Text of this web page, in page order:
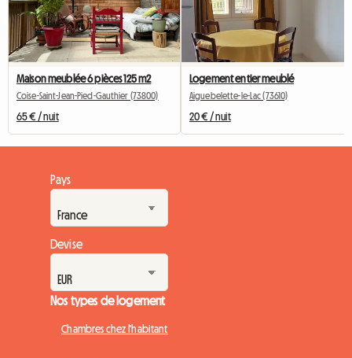
Maison meublée 6 pièces 125 m2
Coise-Saint-Jean-Pied-Gauthier (73800)
65 € / nuit
Logement entier meublé
Aiguebelette-le-Lac (73610)
20 € / nuit
Pays
Devise
Nos types de logement
Chambres chez l'habitant